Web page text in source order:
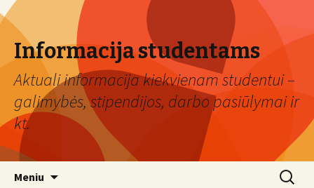
Informacija studentams
Aktuali informacija kiekvienam studentui –
galimybės, stipendijos, darbo pasiūlymai ir
kt.
Meniu Ieškoti: